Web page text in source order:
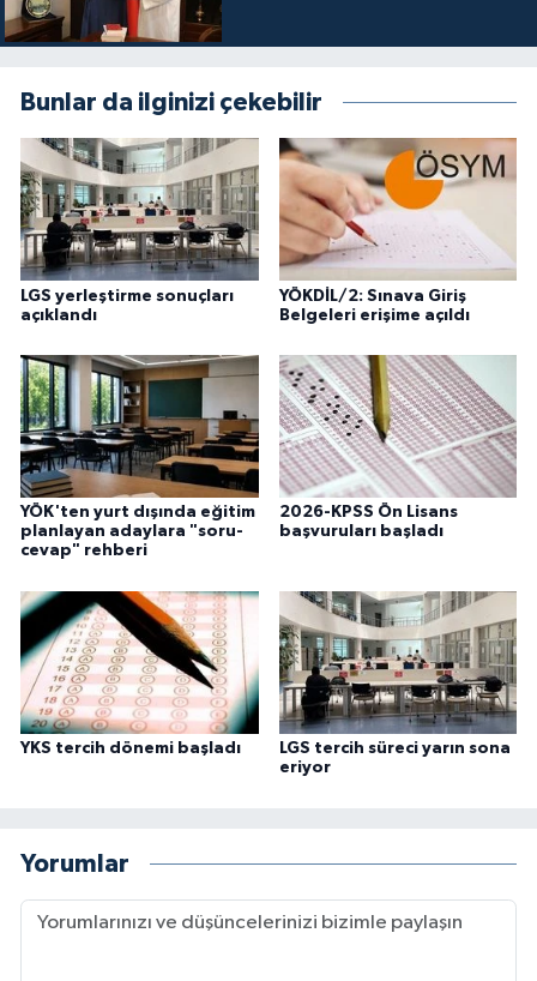
Bunlar da ilginizi çekebilir
LGS yerleştirme sonuçları
açıklandı
YÖKDİL/2: Sınava Giriş
Belgeleri erişime açıldı
YÖK'ten yurt dışında eğitim
planlayan adaylara "soru-
cevap" rehberi
2026-KPSS Ön Lisans
başvuruları başladı
YKS tercih dönemi başladı
LGS tercih süreci yarın sona
eriyor
Yorumlar
Edirne Müftülüğü
Elazığ Müftülüğü
Erzincan Müftülüğü
Erzurum Müftülüğü
Eskişehir Müftülüğü
Giresun Müftülüğü
Gümüşhane Müftülüğü
Hakkari Müftülüğü
Hatay Müftülüğü
Iğdır Müftülüğü
Isparta Müftülüğü